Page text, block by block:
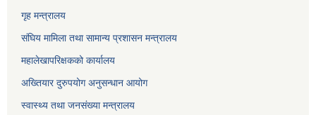
गृह मन्त्रालय
संघिय मामिला तथा सामान्य प्रशासन मन्त्रालय
महालेखापरिक्षकको कार्यालय
अख्तियार दुरुपयोग अनुसन्धान आयोग
स्वास्थ्य तथा जनसंख्या मन्त्रालय